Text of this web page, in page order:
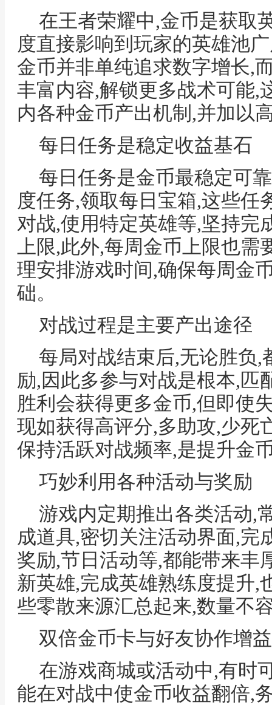
在王者荣耀中,金币是获取
度直接影响到玩家的英雄池
金币并非单纯追求数字增长,
丰富内容,解锁更多战术可能,
内各种金币产出机制,并加以
每日任务是稳定收益基石
每日任务是金币最稳定可
度任务,领取每日宝箱,这些任
对战,使用特定英雄等,坚持完
上限,此外,每周金币上限也
理安排游戏时间,确保每周金
础。
对战过程是主要产出途径
每局对战结束后,无论胜负,
励,因此多参与对战是根本,匹
胜利会获得更多金币,但即使
现如获得高评分,多助攻,少死
保持活跃对战频率,是提升金
巧妙利用各种活动与奖励
游戏内定期推出各类活动,
成道具,密切关注活动界面,完
奖励,节日活动等,都能带来丰
新英雄,完成英雄熟练度提升,
些零散来源汇总起来,数量不
双倍金币卡与好友协作增益
在游戏商城或活动中,有时
能在对战中使金币收益翻倍,